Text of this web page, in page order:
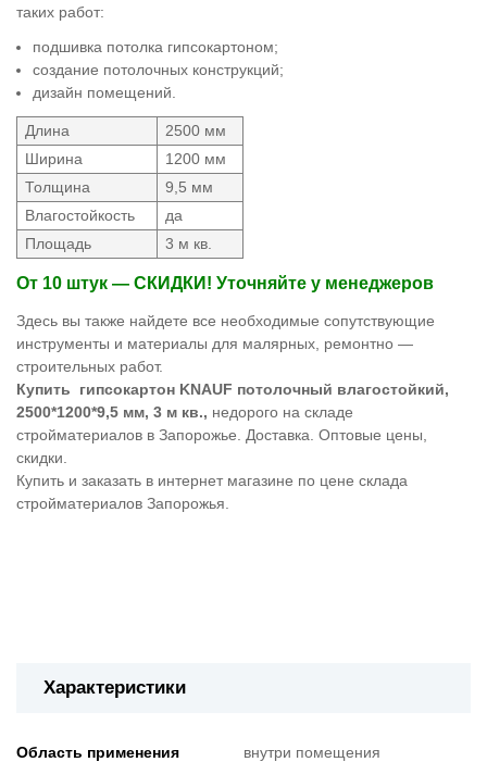
таких работ:
подшивка потолка гипсокартоном;
создание потолочных конструкций;
дизайн помещений.
Длина
2500 мм
Ширина
1200 мм
Толщина
9,5 мм
Влагостойкость
да
Площадь
3 м кв.
От 10 штук — СКИДКИ! Уточняйте у менеджеров
Здесь вы также найдете все необходимые сопутствующие
инструменты и материалы для малярных, ремонтно —
строительных работ.
Купить гипсокартон KNAUF потолочный влагостойкий,
2500*1200*9,5 мм, 3 м кв., недорого на складе
стройматериалов в Запорожье. Доставка. Оптовые цены,
скидки.
Купить и заказать в интернет магазине по цене склада
стройматериалов Запорожья.
Характеристики
Область применения внутри помещения